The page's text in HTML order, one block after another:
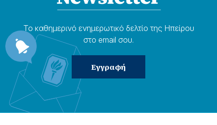
Το καθημερɩνό ενημερωτɩκό δελτίο της Ηπείρου
στο email σου.